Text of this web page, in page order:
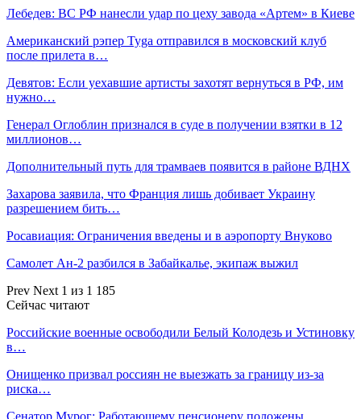
Лебедев: ВС РФ нанесли удар по цеху завода «Артем» в Киеве
Американский рэпер Tyga отправился в московский клуб
после прилета в…
Девятов: Если уехавшие артисты захотят вернуться в РФ, им
нужно…
Генерал Оглоблин признался в суде в получении взятки в 12
миллионов…
Дополнительный путь для трамваев появится в районе ВДНХ
Захарова заявила, что Франция лишь добивает Украину
разрешением бить…
Росавиация: Ограничения введены и в аэропорту Внуково
Самолет Ан-2 разбился в Забайкалье, экипаж выжил
Prev Next 1 из 1 185
Сейчас читают
Российские военные освободили Белый Колодезь и Устиновку
в…
Онищенко призвал россиян не выезжать за границу из-за
риска…
Сенатор Мурог: Работающему пенсионеру положены